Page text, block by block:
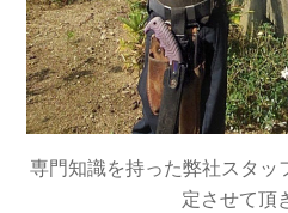
専門知識を持った弊社スタッ
定させて頂